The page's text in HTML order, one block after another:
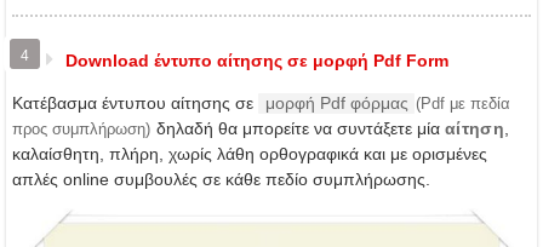
4 Download έντυπο αίτησης σε μορφή Pdf Form
Κατέβασμα έντυπου αίτησης σε μορφή Pdf φόρμας (Pdf με πεδία
προς συμπλήρωση) δηλαδή θα μπορείτε να συντάξετε μία αίτηση
καλαίσθητη, πλήρη, χωρίς λάθη ορθογραφικά και με ορισμένες
απλές online συμβουλές σε κάθε πεδίο συμπλήρωσης.